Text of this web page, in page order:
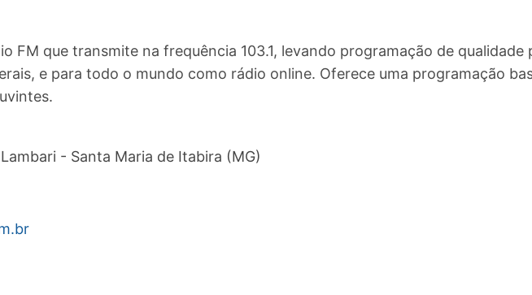
FM que transmite na frequência 103.1, levando programação de qualidade
e para todo o mundo como rádio online. Oferece uma programação
- Santa Maria de Itabira (MG)